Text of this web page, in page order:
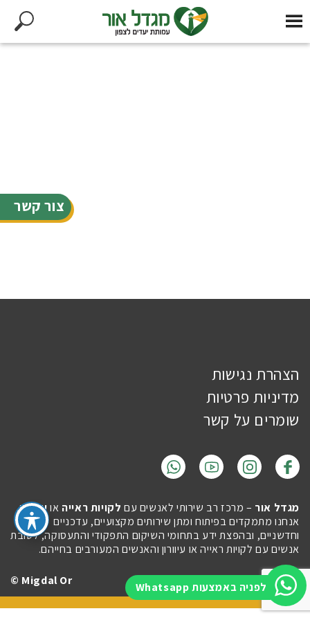
צור קשר
לפניה באמצעות Whatsapp
הצהרת נגישות
מדיניות פרטיות
שומרים על קשר
מגדל אור – מרכז רב שירותי לאנשים עם לקויות ראייה אועיוורון.
אנחנו מתמקדים בפיתוח ומתן שירותים מקצועיים, עדכניים
וחדשניים, ובהפצת ידע בתחומי השיקום התפקודי והתעסוקה, לטובת
אנשים עם לקויות ראייה או עיוורון והאנשים המעורבים בחייהם.
Imaginet
Migdal Or ©